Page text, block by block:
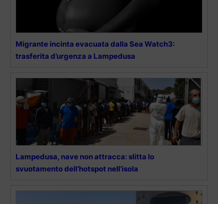
Migrante incinta evacuata dalla Sea Watch3:
trasferita d’urgenza a Lampedusa
Lampedusa, nave non attracca: slitta lo
svuotamento dell’hotspot nell’isola